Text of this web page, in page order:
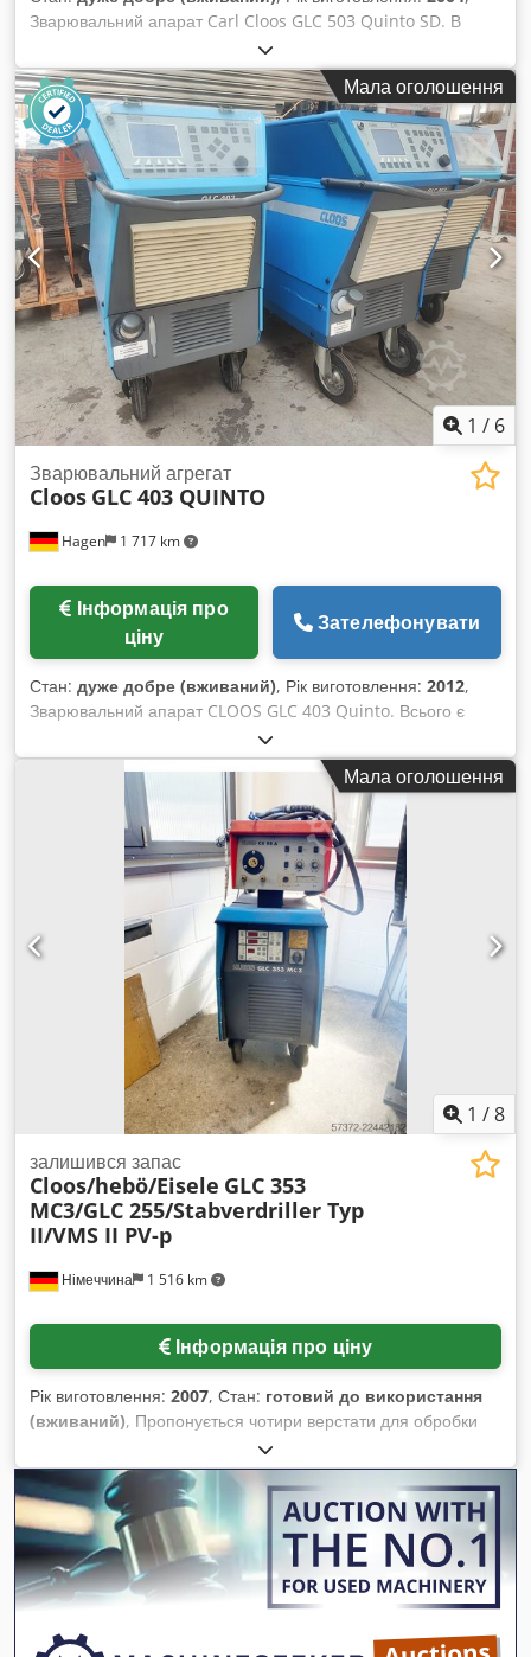
Зварювальний апарат Carl Cloos GLC 503 Quinto SD. В
наявності всього 4 одиниці. Рік випуску: 2004-2004-1999.
Djdpfotkuk Rjx Ahuekr Ціна вказана за один апарат.
Мала оголошення
1 / 6
Hagen 1 717 km
Зварювальний агрегат
Cloos GLC 403 QUINTO
ціну
Зателефонувати
Стан: дуже добре (вживаний), Рік виготовлення: 2012,
Зварювальний апарат CLOOS GLC 403 Quinto. Всього є
дев'ять апаратів Cloos 403 у наявності. Рік випуску: з 2005
по 2012. Dodpfxetkunuj Ahuskr На складі також доступні
інші моделі зварювальних машин Cloos 503.Мала оголошення
1 /8
Німеччина 1 516 km
залишився запас
Cloos/hebö/Eisele GLC 353
MC3/GLC 255/Stabverdriller Typ
II/VMS II PV-p
Інформація про ціну
Рік виготовлення: 2007, Стан: готовий до використання
(вживаний), Пропонується чотири верстати для обробки
металу. 1) Імпульсний зварювальний апарат Cloos GLC 353
MC3, рік випуску: 2007, вага: приблизно 160 кг. 2)
Зварювальний апарат MIG/MAG Cloos GLC 255, рік випуску:
2004, габаритні розміри X/Y/Z: приблизно 980 мм/450
мм/700 мм, вага: приблизно 115 кг. 3) Верстат для
нарізування арматури hebö Stabverdriller Typ II, рік
випуску: 1979. 4) Кругла пила Eisele VMS II PV-P, рік випуску:
попередньою домовленістю. Dedozp Rhhepfx Ahuokr